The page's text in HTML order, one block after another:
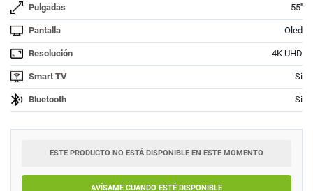
Pulgadas 55''
Pantalla Oled
Resolución 4K UHD
Smart TV Si
Bluetooth Si
ESTE PRODUCTO NO ESTÁ DISPONIBLE EN ESTE MOMENTO
AVÍSAME CUANDO ESTÉ DISPONIBLE